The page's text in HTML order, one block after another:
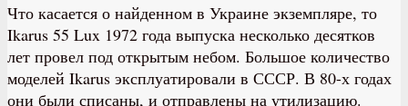
Что касается о найденном в Украине экземпляре, то
Ikarus 55 Lux 1972 года выпуска несколько десятков
лет провел под открытым небом. Большое количество
моделей Ikarus эксплуатировали в СССР. В 80-х годах
они были списаны, и отправлены на утилизацию.